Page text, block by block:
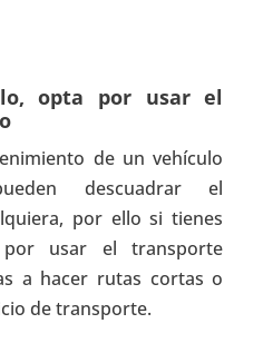
opta por usar el
de un vehículo
descuadrar el
por ello si tienes
usar el transporte
a hacer rutas cortas o
de transporte.